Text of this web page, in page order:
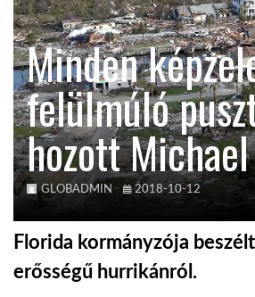
TROPICALMAGAZIN
GLOBOTV
AFRIKA TUDÁSTÁR
A NAP SZÉPE
LINKTR.EE
Minden
felülmúló
hozott
GLOBADMIN 2018-10-12
Florida kormányzója
erősségű hurrikánról.